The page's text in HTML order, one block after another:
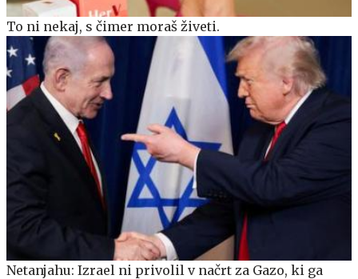
To ni nekaj, s čimer moraš živeti.
Netanjahu: Izrael ni privolil v načrt za Gazo, ki ga